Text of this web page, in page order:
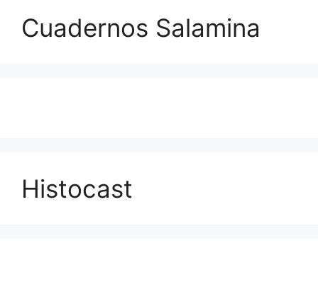
Cuadernos Salamina
Histocast